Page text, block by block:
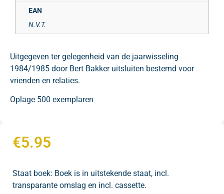
EAN
N.V.T.
Uitgegeven ter gelegenheid van de jaarwisseling
1984/1985 door Bert Bakker uitsluiten bestemd voor
vrienden en relaties.
Oplage 500 exemplaren
€5.95
Staat boek: Boek is in uitstekende staat, incl.
transparante omslag en incl. cassette.